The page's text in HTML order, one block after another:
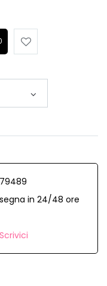
in 24/48 ore